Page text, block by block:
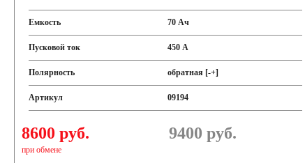
Емкость 70 Ач
Пусковой ток 450 А
Полярность обратная [-+]
Артикул 09194
8600 руб.
при обмене
9400 руб.